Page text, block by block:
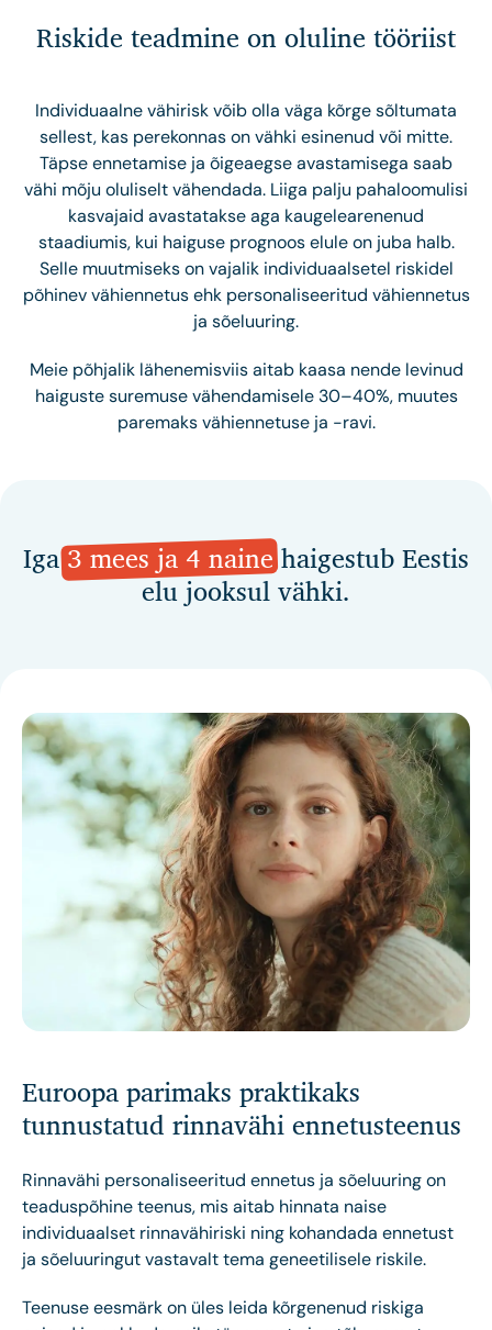
Riskide teadmine on oluline tööriist
Individuaalne vähirisk võib olla väga kõrge sõltumata
sellest, kas perekonnas on vähki esinenud või mitte.
Täpse ennetamise ja õigeaegse avastamisega saab
vähi mõju oluliselt vähendada. Liiga palju pahaloomulisi
kasvajaid avastatakse aga kaugelearenenud
staadiumis, kui haiguse prognoos elule on juba halb.
Selle muutmiseks on vajalik individuaalsetel riskidel
põhinev vähiennetus ehk personaliseeritud vähiennetus
ja sõeluuring.
Meie põhjalik lähenemisviis aitab kaasa nende levinud
haiguste suremuse vähendamisele 30–40%, muutes
paremaks vähiennetuse ja -ravi.
Iga3 mees ja 4 nainehaigestub Eestis
elu jooksul vähki.
Euroopa parimaks praktikaks
tunnustatud rinnavähi ennetusteenus
Rinnavähi personaliseeritud ennetus ja sõeluuring on
teaduspõhine teenus, mis aitab hinnata naise
individuaalset rinnavähiriski ning kohandada ennetust
ja sõeluuringut vastavalt tema geneetilisele riskile.
Teenuse eesmärk on üles leida kõrgenenud riskiga